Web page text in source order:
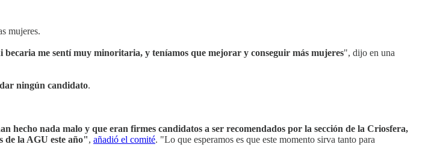
mujeres.
me sentí muy minoritaria, y teníamos que mejorar y conseguir más mujeres", dijo en una
ningún candidato.
hecho nada malo y que eran firmes candidatos a ser recomendados por la sección de la Criosfera,
de la AGU este año", añadió el comité. "Lo que esperamos es que este momento sirva tanto para